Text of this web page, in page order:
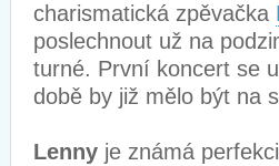
charismatická zpěvačka
poslechnout už na
turné. První koncert se
době by již mělo být na
Lenny je známá